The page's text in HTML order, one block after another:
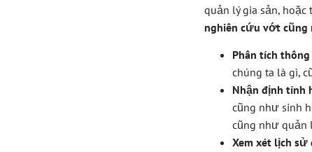
quản lý gia sản,
nghiên cứu vớt
Phân tích
chúng ta là gì,
Nhận định tính
cũng như sinh
cũng như quản
Xem xét lịch